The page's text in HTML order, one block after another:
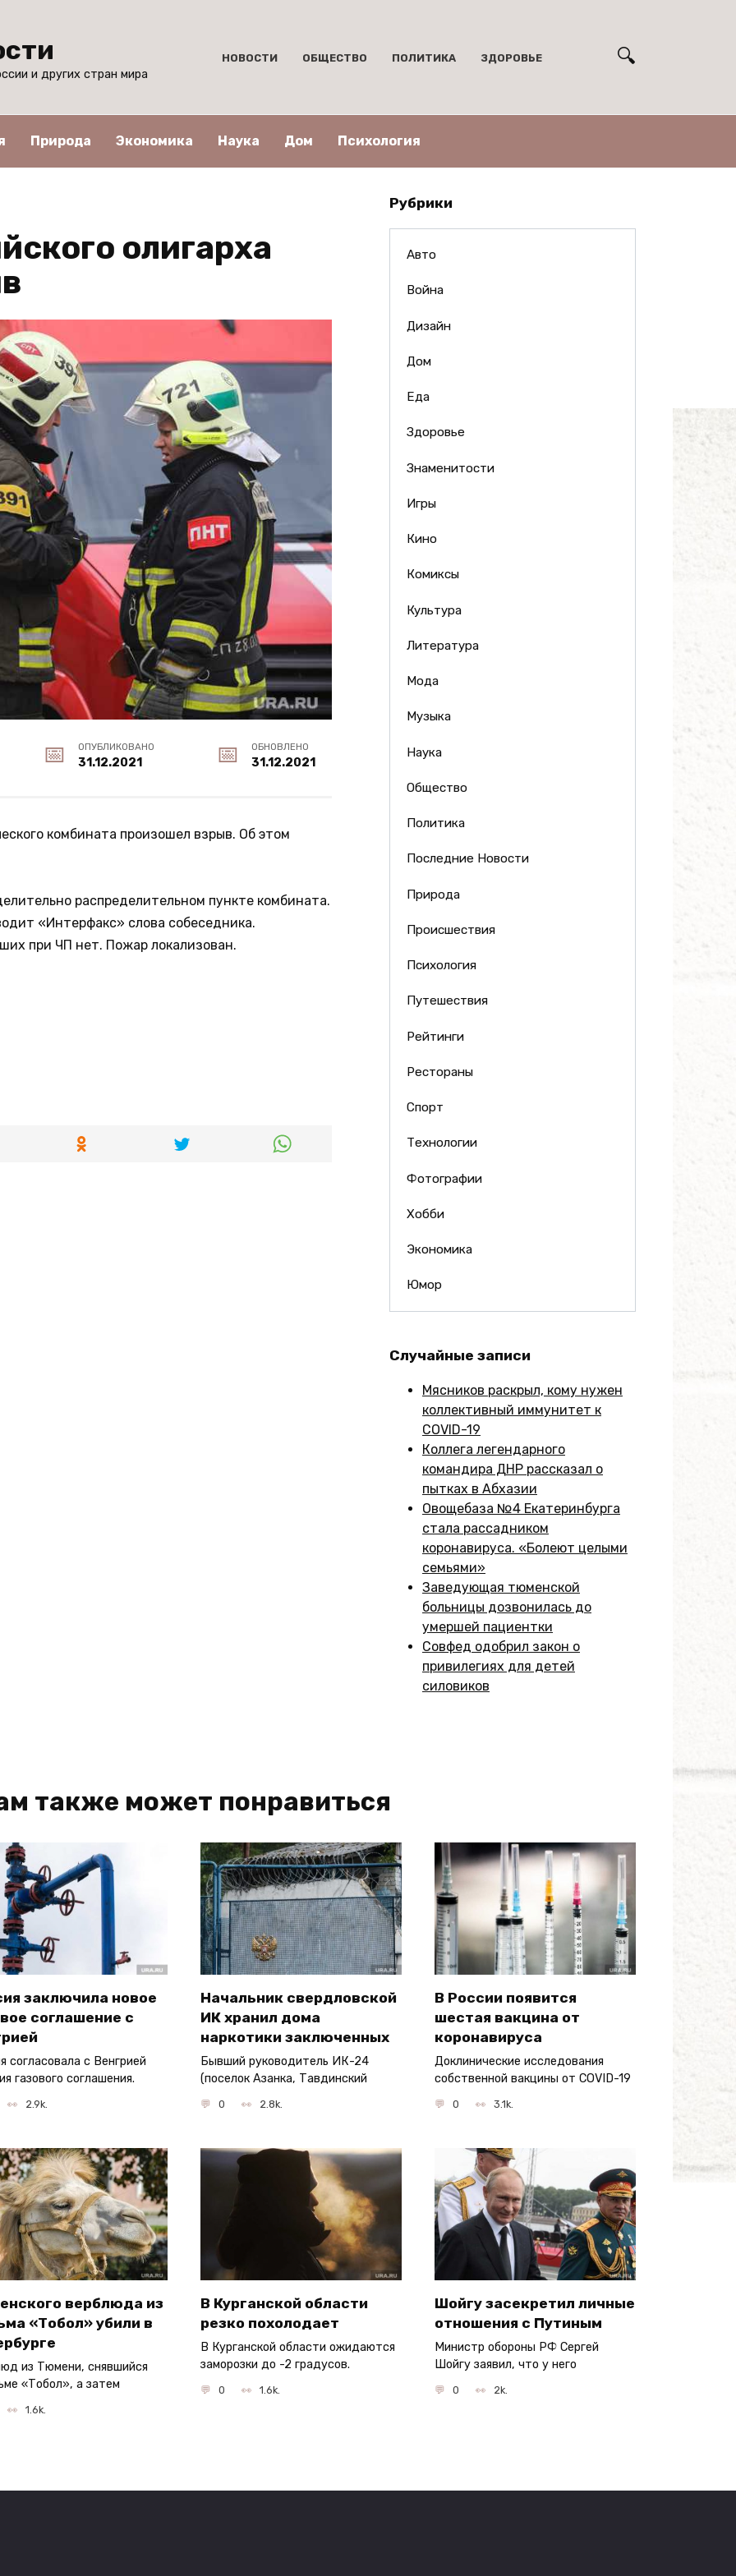
и других стран мира
НОВОСТИ ОБЩЕСТВО ПОЛИТИКА ЗДОРОВЬЕ
Природа Экономика Наука Дом Психология
олигарха
ОПУБЛИКОВАНО
31.12.2021
ОБНОВЛЕНО
31.12.2021
комбината произошел взрыв. Об этом
распределительном пункте комбината.
«Интерфакс» слова собеседника.
при ЧП нет. Пожар локализован.
Рубрики
Авто
Война
Дизайн
Дом
Еда
Здоровье
Знаменитости
Игры
Кино
Комиксы
Культура
Литература
Мода
Музыка
Наука
Общество
Политика
Последние Новости
Природа
Происшествия
Психология
Путешествия
Рейтинги
Рестораны
Спорт
Технологии
Фотографии
Хобби
Экономика
Юмор
Случайные записи
Мясников раскрыл, кому нужен
коллективный иммунитет к
COVID-19
Коллега легендарного
командира ДНР рассказал о
пытках в Абхазии
Овощебаза №4 Екатеринбурга
стала рассадником
коронавируса. «Болеют целыми
семьями»
Заведующая тюменской
больницы дозвонилась до
умершей пациентки
Совфед одобрил закон о
привилегиях для детей
силовиков
также может понравиться
заключила новое
соглашение с
согласовала с Венгрией
газового соглашения.
2.9k.
Начальник свердловской
ИК хранил дома
наркотики заключенных
Бывший руководитель ИК-24
(поселок Азанка, Тавдинский
0 2.8k.
В России появится
шестая вакцина от
коронавируса
Доклинические исследования
собственной вакцины от COVID-19
0 3.1k.
верблюда из
«Тобол» убили в
из Тюмени, снявшийся
«Тобол», а затем
1.6k.
В Курганской области
резко похолодает
В Курганской области ожидаются
заморозки до -2 градусов.
0 1.6k.
Шойгу засекретил личные
отношения с Путиным
Министр обороны РФ Сергей
Шойгу заявил, что у него
0 2k.